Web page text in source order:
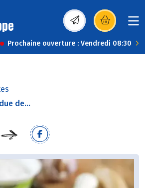
(s’ouvre dans une
Prochaine ouverture : Vendredi 08:30
de...